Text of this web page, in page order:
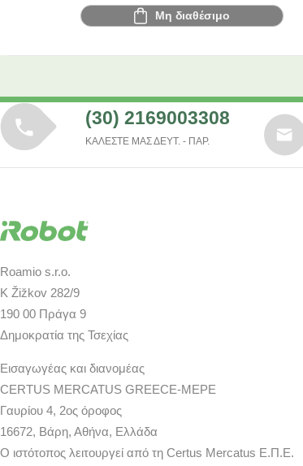
Μη διαθέσιμο
(30) 2169003308
ΚΑΛΕΣΤΕ ΜΑΣ ΔΕΥΤ. - ΠΑΡ.
Roamio s.r.o.
K Žižkov 282/9
190 00 Πράγα 9
Δημοκρατία της Τσεχίας
Εισαγωγέας και διανομέας
CERTUS MERCATUS GREECE-MEPE
Γαυρίου 4, 2ος όροφος
16672, Βάρη, Αθήνα, Ελλάδα
Ο ιστότοπος λειτουργεί από τη Certus Mercatus Ε.Π.Ε.